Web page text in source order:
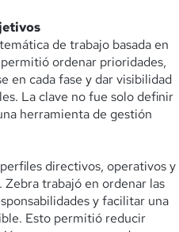
de trabajo basada en
ordenar prioridades,
en cada fase y dar visibilidad
La clave no fue solo definir
herramienta de gestión
directivos, operativos y
trabajó en ordenar las
y facilitar una
Esto permitió reducir